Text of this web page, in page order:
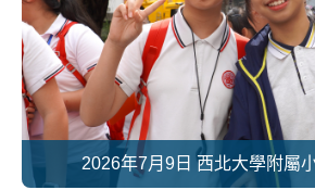
2026年7月9日 西北大學附屬